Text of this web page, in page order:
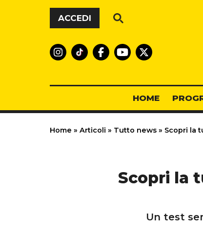
Vai al contenuto
ACCEDI
HOME
Home » Articoli » Tutto news » Scopri la
Scopri la
Un test